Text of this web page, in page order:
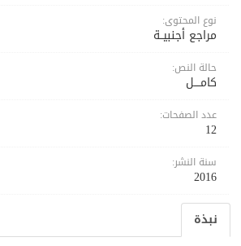
نوع المحتوى:
مراجع أجنبيــة
حالة النص:
كامــــل
عدد الصفحات:
12
سنة النشر:
2016
نبذة